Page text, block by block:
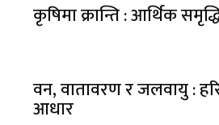
कृषिमा क्रान्ति : आर्थिक
वन, वातावरण र जलवायु :
आधार